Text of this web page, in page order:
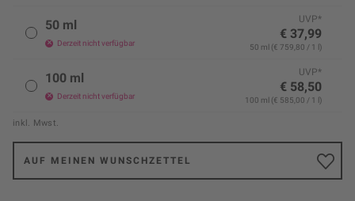
50 ml
Derzeit nicht verfügbar
UVP*
€ 37,99
50 ml (€ 759,80 / 1 l)
100 ml
Derzeit nicht verfügbar
UVP*
€ 58,50
100 ml (€ 585,00 / 1 l)
inkl. Mwst.
AUF MEINEN WUNSCHZETTEL